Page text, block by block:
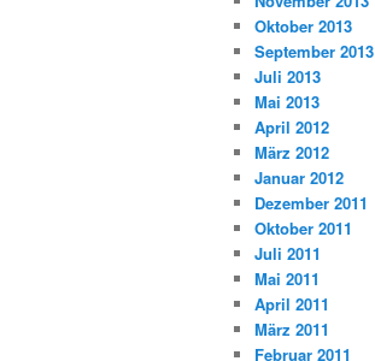
Oktober 2013
September 2013
Juli 2013
Mai 2013
April 2012
März 2012
Januar 2012
Dezember 2011
Oktober 2011
Juli 2011
Mai 2011
April 2011
März 2011
Februar 2011